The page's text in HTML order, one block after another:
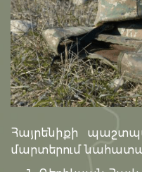
Հայրենիքի
մարտերում